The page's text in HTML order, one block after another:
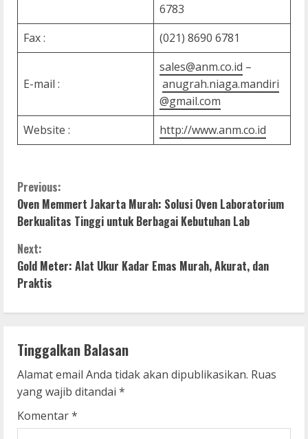
6783
Fax :
(021) 8690 6781
E-mail :
sales@anm.co.id –
anugrah.niaga.mandiri
@gmail.com
Website :
http://www.anm.co.id
C
o
n
t
i
n
u
e
R
Previous:
Oven Memmert Jakarta Murah: Solusi Oven Laboratorium
Berkualitas Tinggi untuk Berbagai Kebutuhan Lab
Next:
Gold Meter: Alat Ukur Kadar Emas Murah, Akurat, dan
Praktis
Tinggalkan Balasan
Alamat email Anda tidak akan dipublikasikan. Ruas
yang wajib ditandai *
Komentar*